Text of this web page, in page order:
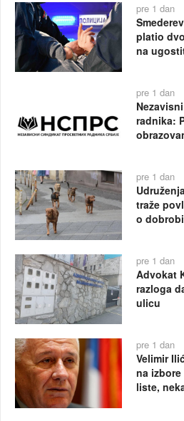
pre 1 dan
platio
na
pre 1 dan
radnika:
pre 1 dan
traže
o
pre 1 dan
Advokat
razloga
ulicu
pre 1 dan
Velimir
na
liste,